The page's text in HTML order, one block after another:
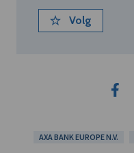
Volg
AXA BANK EUROPE N.V.